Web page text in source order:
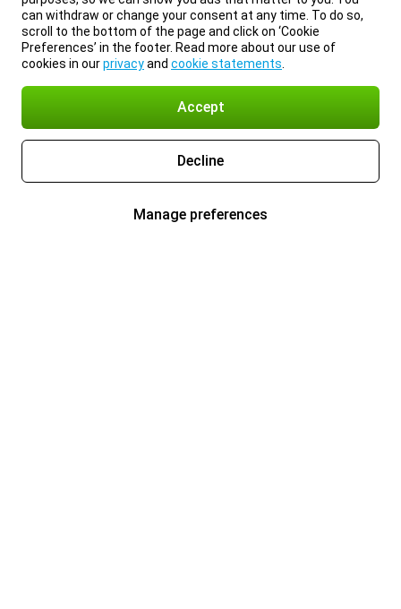
can withdraw or change your consent at any time. To do so,
scroll to the bottom of the page and click on ‘Cookie
Preferences’ in the footer. Read more about our use of
cookies in ourprivacyand cookie statements
Accept
Decline
Manage preferences